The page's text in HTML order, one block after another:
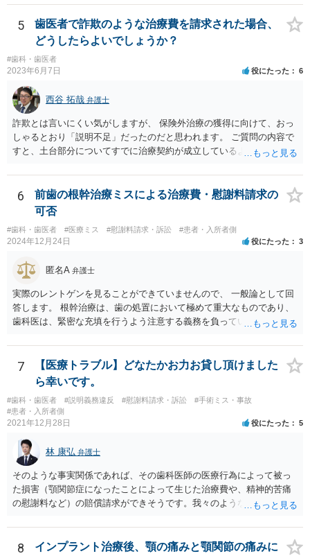
って、産休・育休を認めないということはできません。 ただし、残念
ながら実際には、妊娠・出産をしたら退職する慣行の事業者はありま
す。 しかし、このような慣行となっていること自体が、均等法９条１
項に違反します。 均等法違反は行政指導の対象となり、事業者が是正
勧告に従わない場合には企業名が公表される可能性もあります。 実際
に小さな医院で公表までいったケースがありますが、かなり稀なケー
スと言えます。 また、産休・育休を理由とした解雇は無効であり、損
害賠償請求の対象にもなります。 実際にどのようなアクションを取る
かは、職場での人間関係など気になる点があると思いますが、弁護士
か労基署へ一度ご相談いただくと安心だと思います。 均等法 （婚姻、
妊娠、出産等を理由とする不利益取扱いの禁止等） 第九条 事業主
は、女性労働者が婚姻し、妊娠し、又は出産したことを退職理由とし
て予定する定めをしてはならない。 ２ 事業主は、女性労働者が婚姻
したことを理由として、解雇してはならない。 ３ 事業主は、その雇
用する女性労働者が妊娠したこと、出産したこと、労働基準法（昭和
二十二年法律第四十九号）第六十五条第一項の規定による休業を請求
し、又は同項若しくは同条第二項の規定による休業をしたことその他
の妊娠又は出産に関する事由であつて厚生労働省令で定めるものを理
はならない。 ４ 妊娠中の女性労働者及び出産後一年を経過しない女
該解雇が前項に規定する事由を理由とする解雇でないことを証明した
ときは、この限りでない。
5
歯医者で詐欺のような治療費を請求された場合、
どうしたらよいでしょうか？
#歯科・歯医者
2023年6月7日 役にたった 6
西谷 拓哉 弁護士
詐欺とは言いにくい気がしますが、 保険外治療の獲得に向けて、おっ
しゃるとおり「説明不足」だったのだと思われます。 ご質問の内容で
すと、土台部分についてすでに治療契約が成立しているように思われ
させることができます。 消費者契約法は、いくつか取消の類型を定め
ています。 いくつか該当しそうな取消権をご参考までのせます。 ①土
台と被せ物の治療は通常同じ歯科で行いますので、被せ物の治療費が
４０万円もかかるというのは 治療費という重要な事項について、不利
益なる事実の不告知があった認められると考えられます。 そのため、
４０万円もかかるとは夢にも思わなかったという事情があれば、不利
益事実の不告知を理由とした取消権を主張することが出来る可能性が
あります（消費者契約法４条２項）。 ②また、保険外治療の必要性に
ついて虚偽の説明があったのであれば、不実告知取消ということも考
えられます（消費者契約法４条１項１号）。 ③そのほか、歯科治療
中、抗らうことが困難な状態で保険外治療の勧誘をされたということ
であれば、最近（令和５年６月１日）施行されたばかりですが、 退去
困難場所（たとえば、待合から診察台へ）に同行された上で困惑して
契約したという類型の取消権（改正消費者契約法４条３項３号）も使
える可能性があります。 一旦、書面で消費者契約法に基づく取消権を
行使するので払えないという 通知をして様子をみるのも手かと思いま
す。 その他、消費生活センターに相談して、間に入ってもらうことも
手かもしれません。
6
前歯の根幹治療ミスによる治療費・慰謝料請求の
可否
#歯科・歯医者 #医療ミス #慰謝料請求・訴訟 #患者・入所者側
2024年12月24日 役にたった 3
匿名A 弁護士
実際のレントゲンを見ることができていませんので、 一般論として回
答します。 根幹治療は、歯の処置において極めて重大なものであり、
歯科医は、緊密な充填を行うよう注意する義務を負っていると考えら
号事件） 当該義務に違反した場合、診療契約の不履行又は不法行為に
基づく損害賠償請求の可能性が生じます。 慰謝料に関しては、通院慰
謝料といった形での請求になろうかと思います。
7
【医療トラブル】どなたかお力お貸し頂けました
ら幸いです。
#歯科・歯医者 #説明義務違反 #慰謝料請求・訴訟
#手術ミス・事故
#患者・入所者側
2021年12月28日 役にたった 5
林 康弘 弁護士
そのような事実関係であれば、その歯科医師の医療行為によって被っ
た損害（顎関節症になったことによって生じた治療費や、精神的苦痛
の慰謝料など）の賠償請求ができそうです。我々のような弁護士に依
科）の先生の協力等を得ることも必要だと思います。
8
インプラント治療後、顎の痛みと顎関節の痛みに